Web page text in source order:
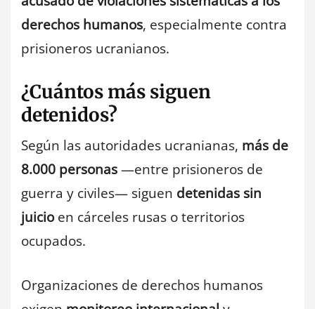
derechos humanos, especialmente contra
prisioneros ucranianos.
¿Cuántos más siguen
detenidos?
Según las autoridades ucranianas, más de
8.000 personas—entre prisioneros de
guerra y civiles— siguen detenidas sin
juicioen cárceles rusas o territorios
ocupados.
Organizaciones de derechos humanos